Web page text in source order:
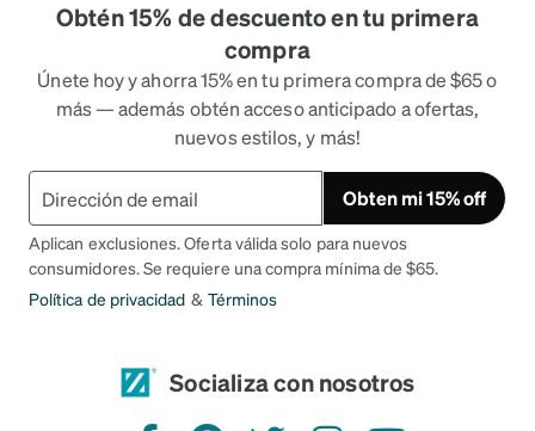
Obtén 15% de descuento en tu primera
compra
Únete hoy y ahorra 15% en tu primera compra de $65 o
más — además obtén acceso anticipado a ofertas,
nuevos estilos, y más!
Obten mi 15% off
Aplican exclusiones. Oferta válida solo para nuevos
consumidores. Se requiere una compra mínima de $65.
Política de privacidad & Términos
Socializa con nosotros